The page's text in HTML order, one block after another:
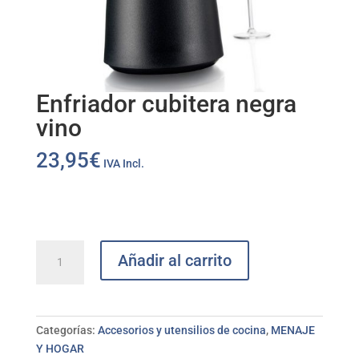
Enfriador cubitera negra
vino
23,95€ IVA Incl.
cubitera
cantidad
Añadir al carrito
Categorías: Accesorios y utensilios de cocina, MENAJE
Y HOGAR